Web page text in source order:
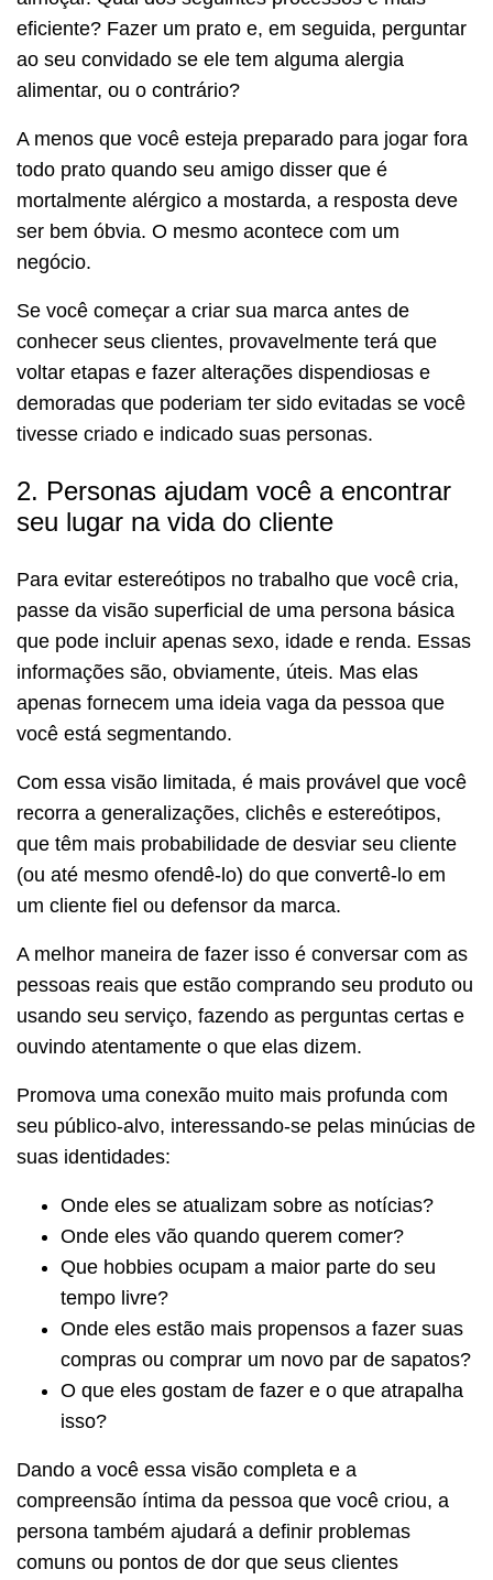
eficiente? Fazer um prato e, em seguida, perguntar
ao seu convidado se ele tem alguma alergia
alimentar, ou o contrário?
A menos que você esteja preparado para jogar fora
todo prato quando seu amigo disser que é
mortalmente alérgico a mostarda, a resposta deve
ser bem óbvia. O mesmo acontece com um
negócio.
Se você começar a criar sua marca antes de
conhecer seus clientes, provavelmente terá que
voltar etapas e fazer alterações dispendiosas e
demoradas que poderiam ter sido evitadas se você
tivesse criado e indicado suas personas.
2. Personas ajudam você a encontrar
seu lugar na vida do cliente
Para evitar estereótipos no trabalho que você cria,
passe da visão superficial de uma persona básica
que pode incluir apenas sexo, idade e renda. Essas
informações são, obviamente, úteis. Mas elas
apenas fornecem uma ideia vaga da pessoa que
você está segmentando.
Com essa visão limitada, é mais provável que você
recorra a generalizações, clichês e estereótipos,
que têm mais probabilidade de desviar seu cliente
(ou até mesmo ofendê-lo) do que convertê-lo em
um cliente fiel ou defensor da marca.
A melhor maneira de fazer isso é conversar com as
pessoas reais que estão comprando seu produto ou
usando seu serviço, fazendo as perguntas certas e
ouvindo atentamente o que elas dizem.
Promova uma conexão muito mais profunda com
seu público-alvo, interessando-se pelas minúcias de
suas identidades:
Onde eles se atualizam sobre as notícias?
Onde eles vão quando querem comer?
Que hobbies ocupam a maior parte do seu
tempo livre?
Onde eles estão mais propensos a fazer suas
compras ou comprar um novo par de sapatos?
O que eles gostam de fazer e o que atrapalha
isso?
Dando a você essa visão completa e a
compreensão íntima da pessoa que você criou, a
persona também ajudará a definir problemas
comuns ou pontos de dor que seus clientes